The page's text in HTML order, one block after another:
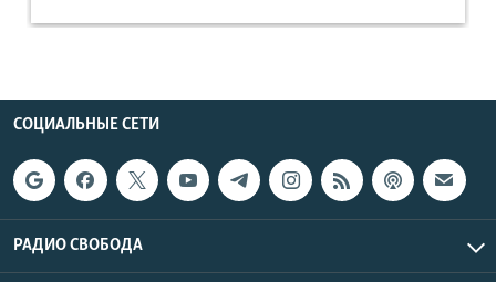
СОЦИАЛЬНЫЕ СЕТИ
РАДИО СВОБОДА